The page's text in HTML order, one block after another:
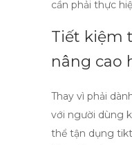
cần phải thực
Tiết kiệm
nâng cao
Thay vì phải
với người dùng
thể tận dụng